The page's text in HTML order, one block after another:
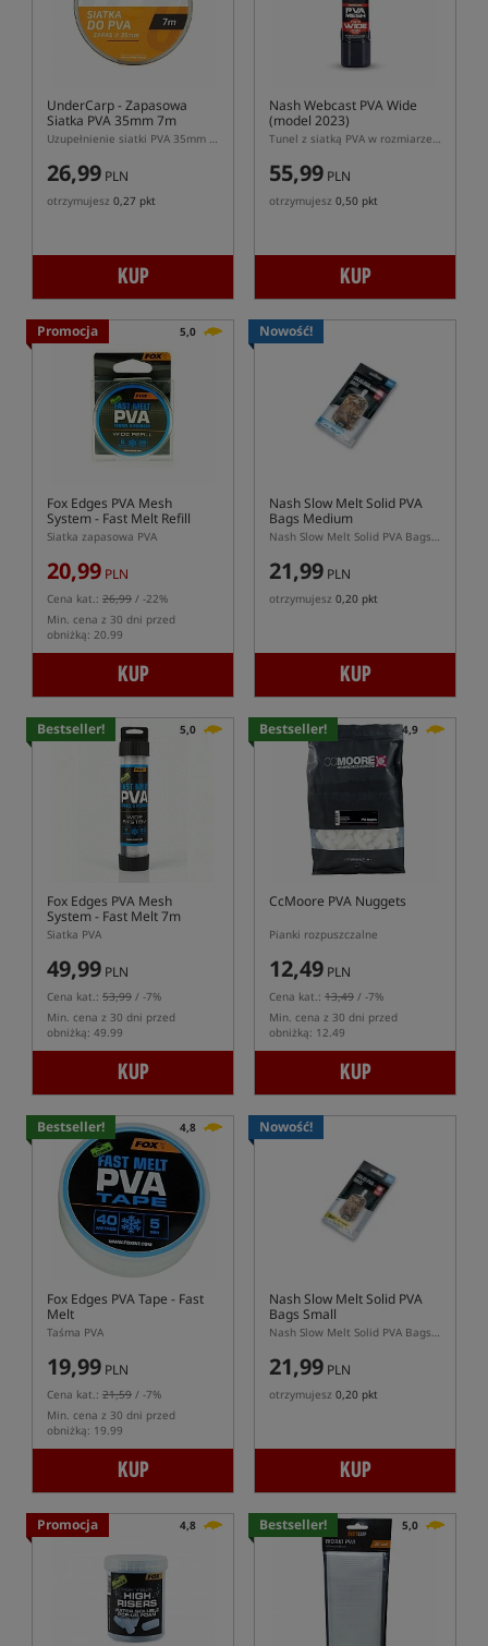
UnderCarp- Zapasowa
Siatka PVA 35mm 7m
Uzupełnienie siatki PVA 35mm 7m
26,99 PLN
otrzymujesz 0,27 pkt
KUP
Nash Webcast PVA Wide
(model 2023)
Tunel z siatką PVA w rozmiarze Wide (37mm)
55,99 PLN
otrzymujesz 0,50 pkt
KUP
Promocja 5,0
Fox Edges PVA Mesh
System - Fast Melt Refill
Siatka zapasowa PVA
20,99 PLN
Cena kat.: 26,99 / -22%
Min. cena z 30 dni przed
obniżką: 20.99
KUP
Nowość!
Nash Slow Melt Solid PVA
Bags Medium
Nash Slow Melt Solid PVA Bags Medium – wolniej rozpuszczalne worki PVA 70x110 mm
21,99 PLN
otrzymujesz 0,20 pkt
KUP
Bestseller! 5,0
Fox Edges PVA Mesh
System - Fast Melt 7m
Siatka PVA
49,99 PLN
Cena kat.: 53,99 / -7%
Min. cena z 30 dni przed
obniżką: 49.99
KUP
Bestseller! 4,9
CcMoore PVA Nuggets
Pianki rozpuszczalne
12,49 PLN
Cena kat.: 13,49 / -7%
Min. cena z 30 dni przed
obniżką: 12.49
KUP
Bestseller! 4,8
Fox Edges PVA Tape - Fast
Melt
Taśma PVA
19,99 PLN
Cena kat.: 21,59 / -7%
Min. cena z 30 dni przed
obniżką: 19.99
KUP
Nowość!
Nash Slow Melt Solid PVA
Bags Small
Nash Slow Melt Solid PVA Bags Small – wolniej rozpuszczalne worki PVA 60x100 mm
21,99 PLN
otrzymujesz 0,20 pkt
KUP
Promocja 4,8 Bestseller! 5,0